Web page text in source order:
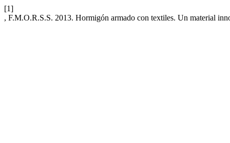
[1]
, F.M.O.R.S.S. 2013. Hormigón armado con textiles. Un material